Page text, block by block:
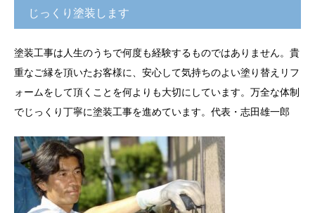
じっくり塗装します
塗装工事は人生のうちで何度も経験するものではありません。貴
重なご縁を頂いたお客様に、安心して気持ちのよい塗り替えリフ
ォームをして頂くことを何よりも大切にしています。万全な体制
でじっくり丁寧に塗装工事を進めています。代表・志田雄一郎